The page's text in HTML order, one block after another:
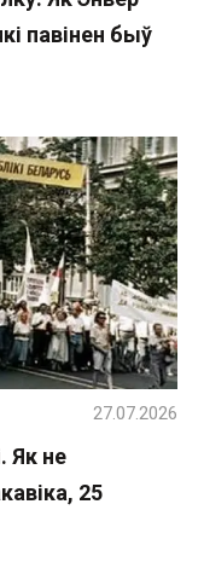
павінен быў
Як не
25
27.07.2026